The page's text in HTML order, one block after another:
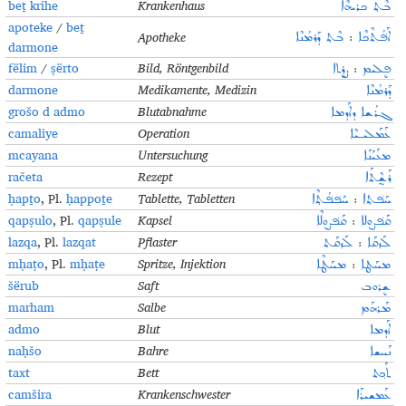
beṯ krihe Krankenhaus ܒܶܬ݂ ܟܪܝܗܶܐ
apoteke/beṯ
darmone
Apotheke ܐܰܦ݁ܳܬܶܟܶܐ : ܒܶܬ݂ ܕܰܪܡܳܢܶܐ
fëlim/ṣërto Bild, Röntgenbild ܦܷܠܝܡ :ܨܷܪܬܐ
darmone Medikamente, Medizin ܕܰܪܡܳܢܶܐ
grošo d admo Blutabnahme ܓܪܳܫܐ ܕܐܰܕܡܐ
camaliye Operation ܥܰܡܰܠܝـܝܶܐ
mcayana Untersuchung ܡܥܰܝܰܢܰܐ
račeta Rezept ܪܰܫ̰ܶܬܰܐ
ḥapṯo, Pl.ḥappoṯe Tablette, Tabletten ܚܰܦ݁ܬ݂ܐ :ܚܰܦ݁ܦ݁ܳܬ݂ܶܐ
qapṣulo, Pl.qapṣule Kapsel ܩܰܦ݁ܨܘܠܐ :ܩܰܦ݁ܨܘܠܶܐ
lazqa, Pl.lazqat Pflaster ܠܰܙܩܰܐ : ܠܰܙܩܰܬ
mḥaṭo, Pl.mḥaṭe Spritze, Injektion ܡܚܰܛܐ : ܡܚܰܛܶܐ
šërub Saft ܫܷܪܘܒ
marham Salbe ܡܰܪܗܰܡ
admo Blut ܐܰܕܡܐ
naḥšo Bahre ܢܰܚܫܐ
taxt Bett ܬܰܟ݂ܬ
camšira Krankenschwester ܥܰܡܫܝܪܰܐ